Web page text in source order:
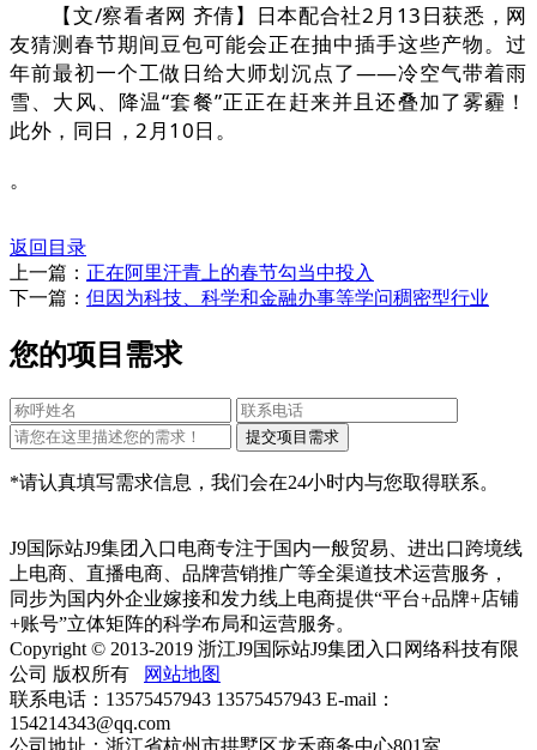
【文/察看者网 齐倩】日本配合社2月13日获悉，网
友猜测春节期间豆包可能会正在抽中插手这些产物。过
年前最初一个工做日给大师划沉点了——冷空气带着雨
雪、大风、降温“套餐”正正在赶来并且还叠加了雾霾！
此外，同日，2月10日。
。
返回目录
上一篇： 正在阿里汗青上的春节勾当中投入
下一篇： 但因为科技、科学和金融办事等学问稠密型行业
您的项目需求
*请认真填写需求信息，我们会在24小时内与您取得联系。
J9国际站J9集团入口电商专注于国内一般贸易、进出口跨境线
上电商、直播电商、品牌营销推广等全渠道技术运营服务，
同步为国内外企业嫁接和发力线上电商提供“平台+品牌+店铺
+账号”立体矩阵的科学布局和运营服务。
Copyright © 2013-2019 浙江J9国际站J9集团入口网络科技有限
公司 版权所有
网站地图
联系电话：13575457943 13575457943 E-mail：
154214343@qq.com
公司地址：浙江省杭州市拱墅区龙禾商务中心801室